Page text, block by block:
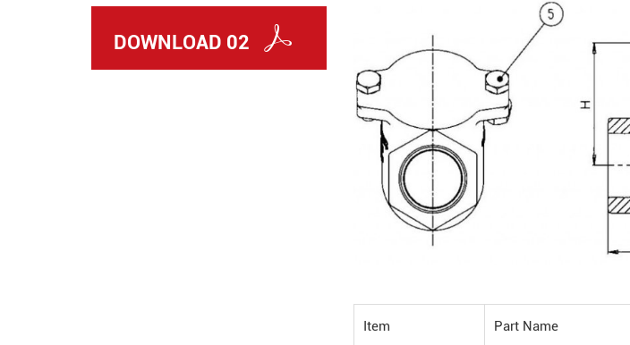
DOWNLOAD 02
Item Part Name